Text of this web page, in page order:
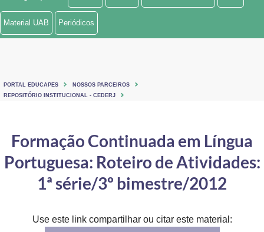
Ministério de Minas e Energia
Ministério do Turismo
Controladoria-Geral da União
Ministério da Mulher, da Família e dos Direitos Humanos
Secretaria de Governo
Material UAB Periódicos
PORTAL EDUCAPES
NOSSOS PARCEIROS
REPOSITÓRIO INSTITUCIONAL - CEDERJ
Formação Continuada em Língua
Portuguesa: Roteiro de Atividades:
1ª série/3º bimestre/2012
Use este link compartilhar ou citar este material: